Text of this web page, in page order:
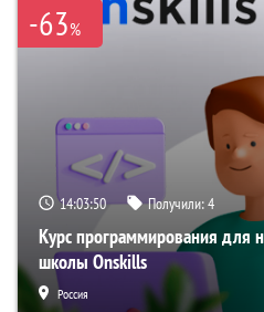
-63%
14:03:50 Получили:4
Курс программирования для
школы Onskills
Россия